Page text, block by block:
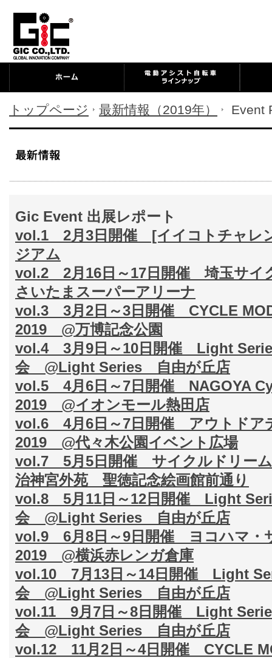
トップページ 最新情報（2019年） Event
Gic Event 出展レポート
vol.1 2月3日開催 [イイコトチャレ
ジアム
vol.2 2月16日～17日開催 埼玉サイ
さいたまスーパーアリーナ
vol.3 3月2日～3日開催 CYCLE
2019 @万博記念公園
vol.4 3月9日～10日開催 Light
会 @Light Series 自由が丘店
vol.5 4月6日～7日開催 NAGOYA
2019 @イオンモール熱田店
vol.6 4月6日～7日開催 アウトドア
2019 @代々木公園イベント広場
vol.7 5月5日開催 サイクルドリー
治神宮外苑 聖徳記念絵画館前通り
vol.8 5月11日～12日開催 Light
会 @Light Series 自由が丘店
vol.9 6月8日～9日開催 ヨコハマ・
2019 @横浜赤レンガ倉庫
vol.10 7月13日～14日開催 Light
会 @Light Series 自由が丘店
vol.11 9月7日～8日開催 Light
会 @Light Series 自由が丘店
vol.12 11月2日～4日開催 CYCLE